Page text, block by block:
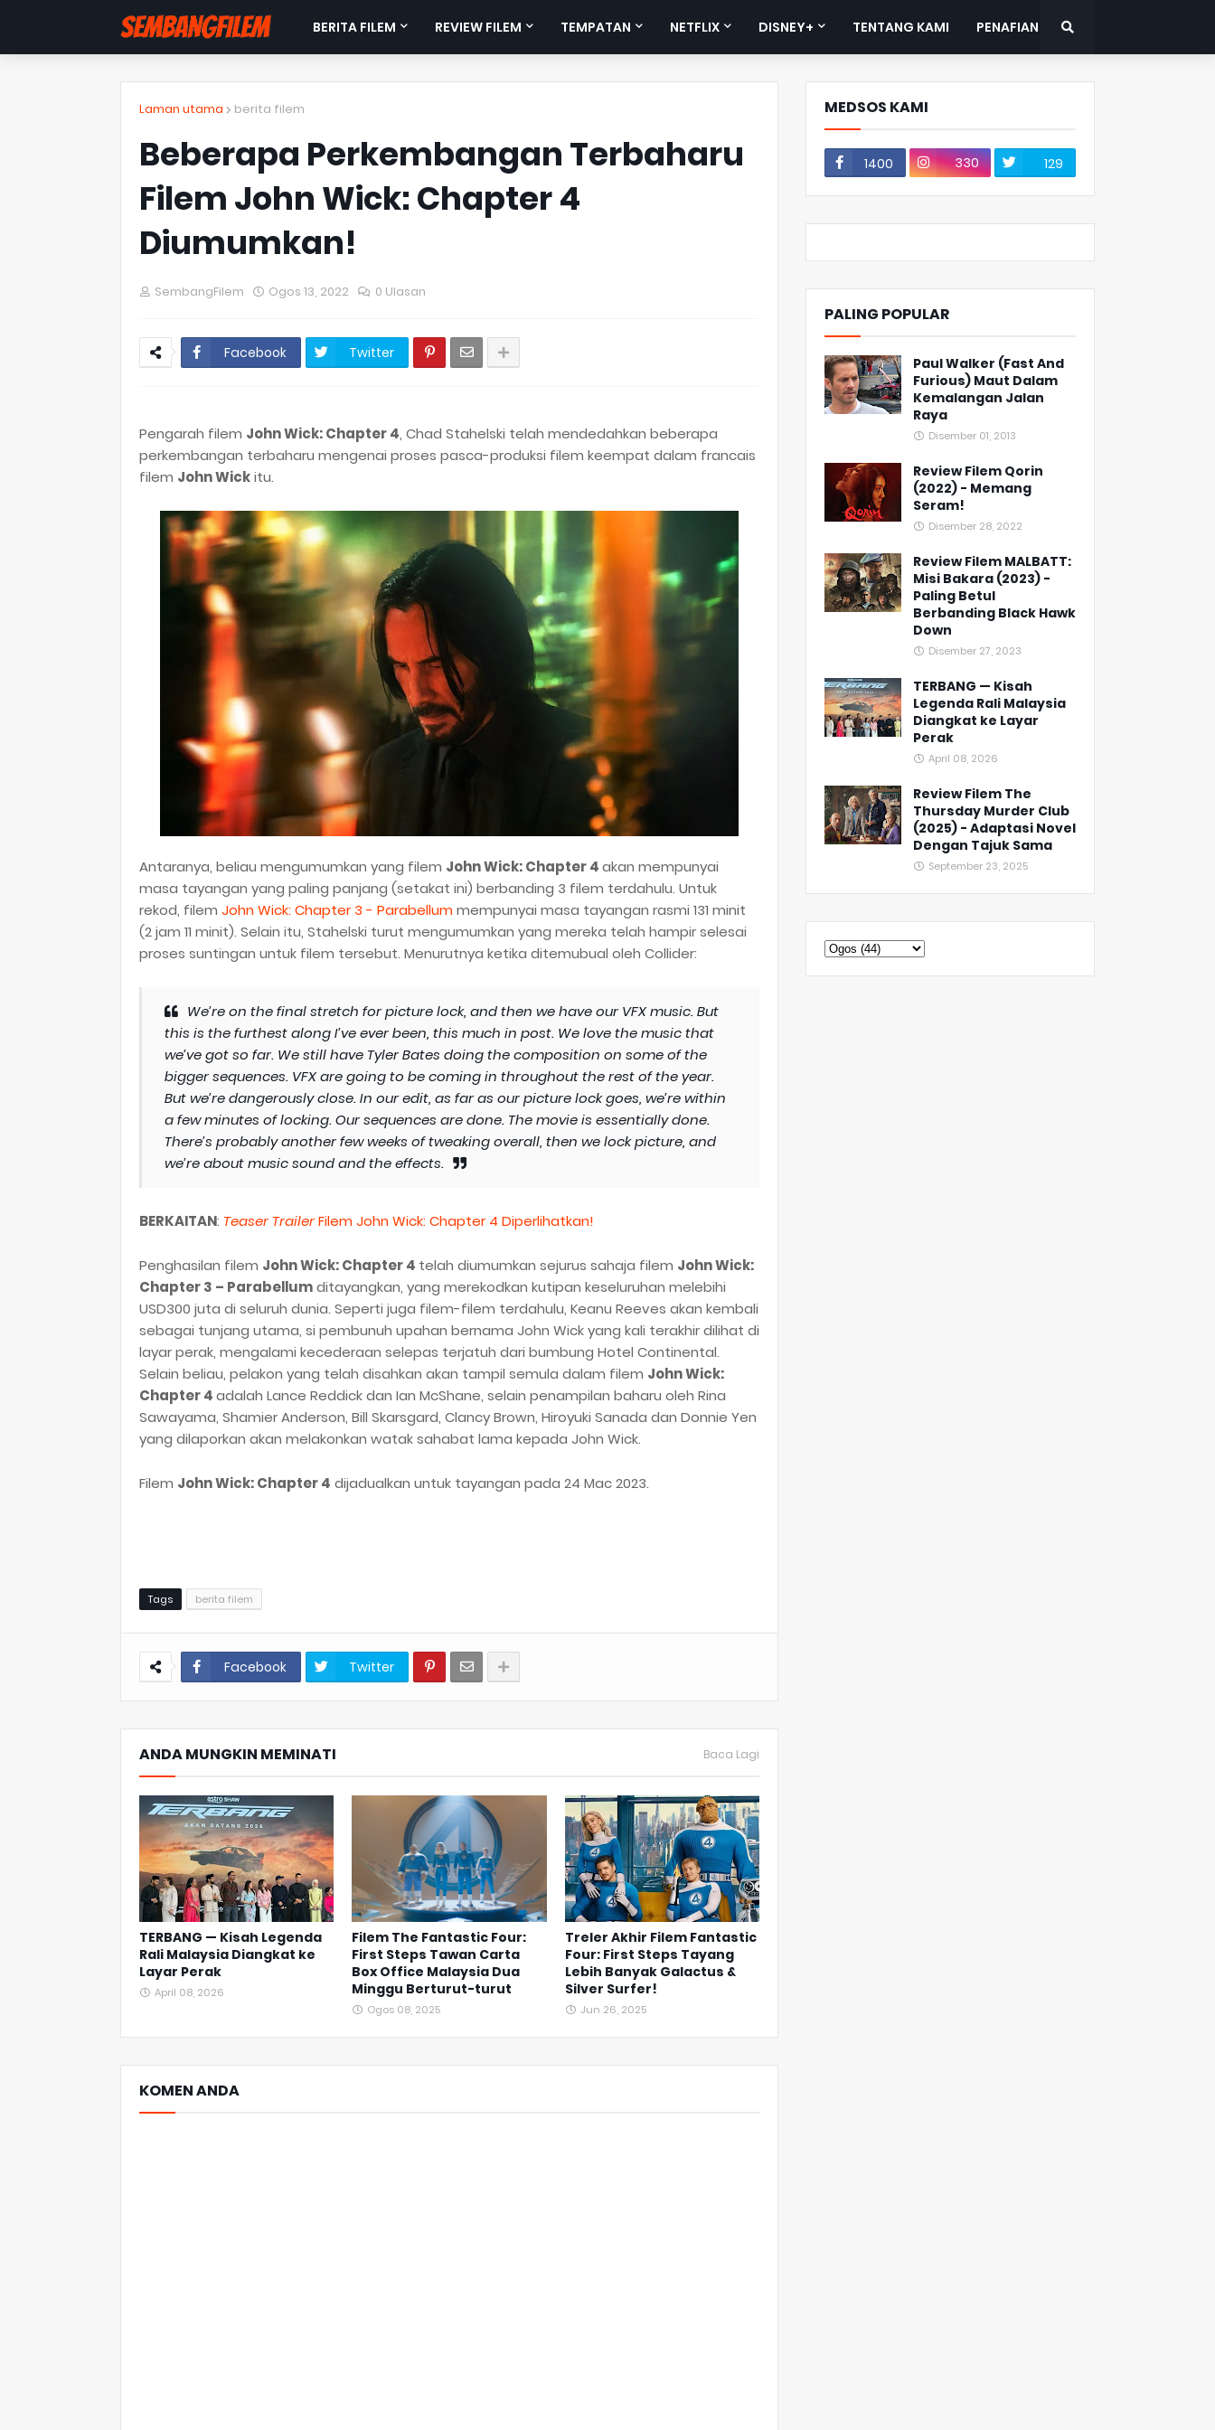
BERITA FILEM REVIEW FILEM TEMPATAN NETFLIX DISNEY+ TENTANG KAMI PENAFIAN
Laman utama berita filem
Beberapa Perkembangan Terbaharu
Filem John Wick: Chapter 4
Diumumkan!
SembangFilem Ogos 13, 2022 0 Ulasan
Facebook Twitter
Pengarah filem John Wick: Chapter 4, Chad Stahelski telah mendedahkan beberapa
perkembangan terbaharu mengenai proses pasca-produksi filem keempat dalam francais
filem John Wickitu.
Antaranya, beliau mengumumkan yang filem John Wick: Chapter 4akan mempunyai
masa tayangan yang paling panjang (setakat ini) berbanding 3 filem terdahulu. Untuk
rekod, filem John Wick: Chapter 3 - Parabellummempunyai masa tayangan rasmi 131 minit
(2 jam 11 minit). Selain itu, Stahelski turut mengumumkan yang mereka telah hampir selesai
proses suntingan untuk filem tersebut. Menurutnya ketika ditemubual oleh Collider:
We’re on the final stretch for picture lock, and then we have our VFX music. But
this is the furthest along I’ve ever been, this much in post. We love the music that
we’ve got so far. We still have Tyler Bates doing the composition on some of the
bigger sequences. VFX are going to be coming in throughout the rest of the year.
But we’re dangerously close. In our edit, as far as our picture lock goes, we’re within
a few minutes of locking. Our sequences are done. The movie is essentially done.
There’s probably another few weeks of tweaking overall, then we lock picture, and
we’re about music sound and the effects.
BERKAITAN: Teaser TrailerFilem John Wick: Chapter 4 Diperlihatkan!
Penghasilan filem John Wick: Chapter 4 telah diumumkan sejurus sahaja filem John Wick:
Chapter 3 – Parabellumditayangkan, yang merekodkan kutipan keseluruhan melebihi
USD300 juta di seluruh dunia. Seperti juga filem-filem terdahulu, Keanu Reeves akan kembali
sebagai tunjang utama, si pembunuh upahan bernama John Wick yang kali terakhir dilihat di
layar perak, mengalami kecederaan selepas terjatuh dari bumbung Hotel Continental.
Selain beliau, pelakon yang telah disahkan akan tampil semula dalam filem John Wick:
Chapter 4adalah Lance Reddick dan Ian McShane, selain penampilan baharu oleh Rina
Sawayama, Shamier Anderson, Bill Skarsgard, Clancy Brown, Hiroyuki Sanada dan Donnie Yen
yang dilaporkan akan melakonkan watak sahabat lama kepada John Wick.
Filem John Wick: Chapter 4 dijadualkan untuk tayangan pada 24 Mac 2023.
Tags berita filem
Facebook Twitter
ANDA MUNGKIN MEMINATI Baca Lagi
TERBANG — Kisah Legenda
Rali Malaysia Diangkat ke
Layar Perak
April 08, 2026
Filem The Fantastic Four:
First Steps Tawan Carta
Box Office Malaysia Dua
Minggu Berturut-turut
Ogos 08, 2025
Treler Akhir Filem Fantastic
Four: First Steps Tayang
Lebih Banyak Galactus &
Silver Surfer!
Jun 26, 2025
KOMEN ANDA
MEDSOS KAMI
1400 330 129
PALING POPULAR
Paul Walker (Fast And
Furious) Maut Dalam
Kemalangan Jalan
Raya
Disember 01, 2013
Review Filem Qorin
(2022) - Memang
Seram!
Disember 28, 2022
Review Filem MALBATT:
Misi Bakara (2023) -
Paling Betul
Berbanding Black Hawk
Down
Disember 27, 2023
TERBANG — Kisah
Legenda Rali Malaysia
Diangkat ke Layar
Perak
April 08, 2026
Review Filem The
Thursday Murder Club
(2025) - Adaptasi Novel
Dengan Tajuk Sama
September 23, 2025